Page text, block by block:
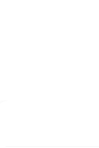
أن مجرد ترك الزكاة